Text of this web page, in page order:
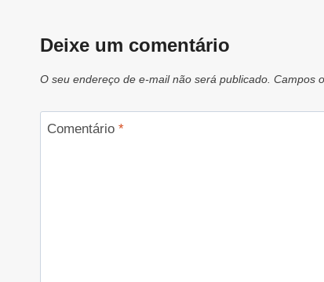
Deixe um comentário
O seu endereço de e-mail não será publicado. Campos
Comentário *